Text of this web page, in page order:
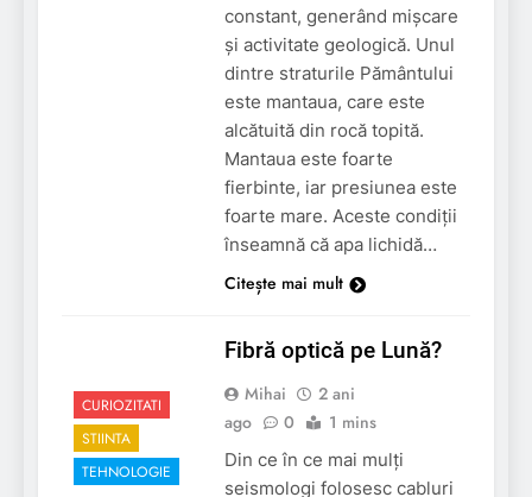
constant, generând mișcare
și activitate geologică. Unul
dintre straturile Pământului
este mantaua, care este
alcătuită din rocă topită.
Mantaua este foarte
fierbinte, iar presiunea este
foarte mare. Aceste condiții
înseamnă că apa lichidă…
Citește mai mult
CURIOZITATI
STIINTA
TEHNOLOGIE
Fibră optică pe Lună?
Mihai
2 ani
ago
0 1 mins
Din ce în ce mai mulți
seismologi folosesc cabluri